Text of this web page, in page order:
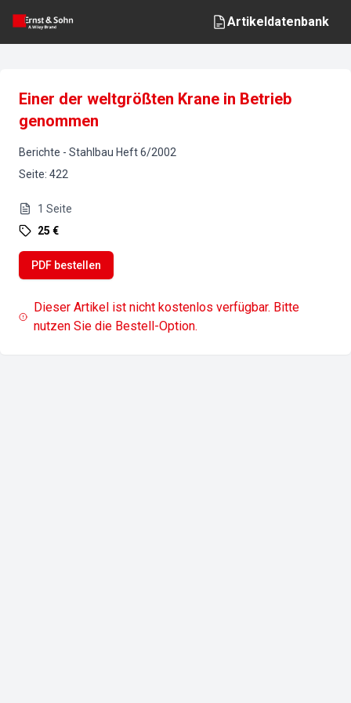
Artikeldatenbank
Einer der weltgrößten Krane in Betrieb
genommen
Berichte - Stahlbau Heft6/2002
Seite: 422
1 Seite
25 €
PDF bestellen
Dieser Artikel ist nicht kostenlos verfügbar. Bitte
nutzen Sie die Bestell-Option.